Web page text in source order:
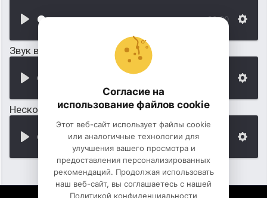
00:00
Звук выстрелов из БМ-8
Несколько выстрелов из АК-47
Согласие на
использование файлов cookie
Этот веб-сайт использует файлы cookie
или аналогичные технологии для
улучшения вашего просмотра и
предоставления персонализированных
рекомендаций. Продолжая использовать
наш веб-сайт, вы соглашаетесь с нашей
Политикой конфиденциальности